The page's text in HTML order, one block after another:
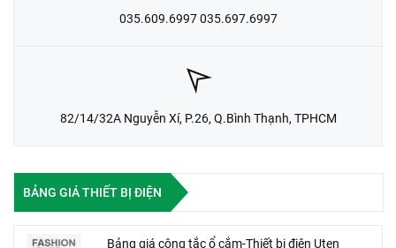
035.609.6997 035.697.6997
82/14/32A Nguyễn Xí, P.26, Q.Bình Thạnh, TPHCM
BẢNG GIÁ THIẾT BỊ ĐIỆN
Bảng giá công tắc ổ cắm-Thiết bị điện Uten